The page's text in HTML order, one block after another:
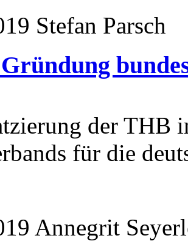
Stefan Parsch
der THB
für die
Annegrit